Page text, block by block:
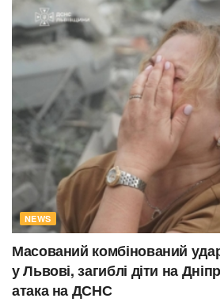
NEWS
Масований комбінований
у Львові, загиблі діти на
атака на ДСНС